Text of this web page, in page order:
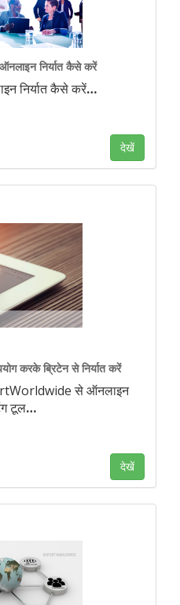
निर्यात कैसे करें
निर्यात कैसे करें…
देखें
करके ब्रिटेन से निर्यात करें
से ऑनलाइन
टूल…
देखें